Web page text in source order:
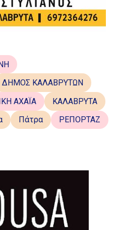
ΔΗΜΟΣ ΚΑΛΑΒΡΥΤΩΝ
ΑΧΑΪΑ
ΚΑΛΑΒΡΥΤΑ
Πάτρα
ΡΕΠΟΡΤΑΖ